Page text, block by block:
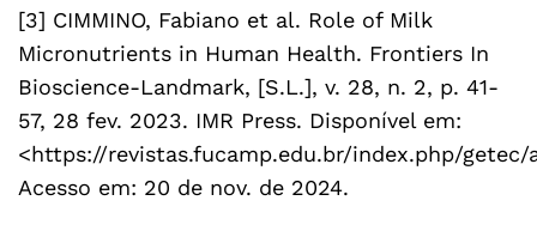
[3] CIMMINO, Fabiano et al. Role of Milk
Micronutrients in Human Health. Frontiers In
Bioscience-Landmark, [S.L.], v. 28, n. 2, p. 41-
57, 28 fev. 2023. IMR Press. Disponível em:
<https://revistas.fucamp.edu.br/index.php/
Acesso em: 20 de nov. de 2024.